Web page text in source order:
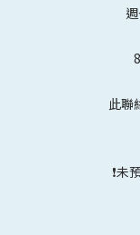
此聯
❗